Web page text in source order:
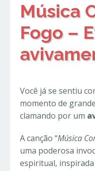
Música
Fogo –
Você já se sentiu
momento de
clamando por um
A canção “Música
uma poderosa
espiritual,